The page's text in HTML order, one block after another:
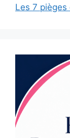
Les 7 pièges